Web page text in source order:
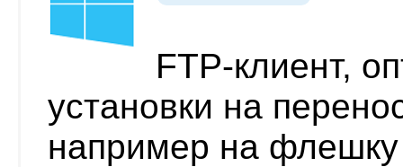
FTP-клиент,
установки на
например на флешку